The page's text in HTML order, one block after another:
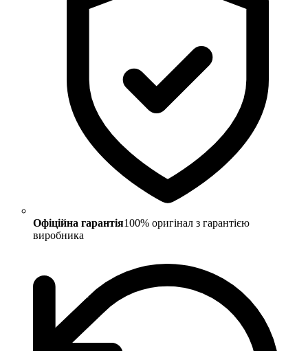
Офіційна гарантія100% оригінал з гарантією
виробника